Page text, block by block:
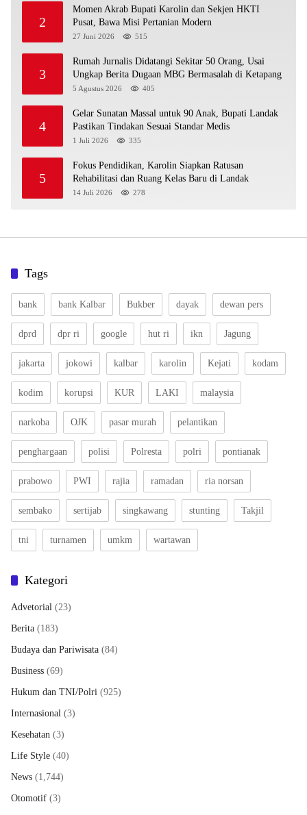
2
Momen Akrab Bupati Karolin dan Sekjen HKTI
27 Juni 2026 515
3
Rumah Jurnalis Didatangi Sekitar 50 Orang, Usai
Ungkap Berita Dugaan MBG Bermasalah di Ketapang
5 Agustus 2026 405
4
Gelar Sunatan Massal untuk 90 Anak, Bupati Landak
Pastikan Tindakan Sesuai Standar Medis
1 Juli 2026 335
5
Fokus Pendidikan, Karolin Siapkan Ratusan
Rehabilitasi dan Ruang Kelas Baru di Landak
14 Juli 2026 278
Tags
bank bank Kalbar Bukber dayak dewan pers
dprd dpr ri google hut ri ikn Jagung
jakarta jokowi kalbar karolin Kejati kodam
kodim korupsi KUR LAKI malaysia
narkoba OJK pasar murah pelantikan
penghargaan polisi Polresta polri pontianak
prabowo PWI rajia ramadan ria norsan
sembako sertijab singkawang stunting Takjil
tni turnamen umkm wartawan
Kategori
Advetorial (23)
Berita (183)
Budaya dan Pariwisata (84)
Business (69)
Hukum dan TNI/Polri (925)
Internasional (3)
Kesehatan (3)
Life Style (40)
News (1,744)
Otomotif (3)